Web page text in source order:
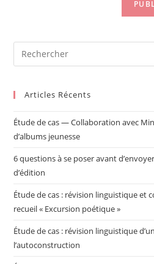
Articles Récents
Étude de cas — Collaboration avec
d’albums jeunesse
6 questions à se poser avant
d’édition
Étude de cas : révision linguistique et
recueil « Excursion poétique »
Étude de cas : révision linguistique
l’autoconstruction